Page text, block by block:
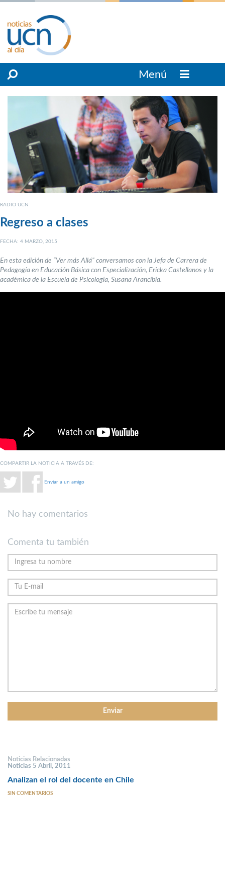
Menú
RADIO UCN
Regreso a clases
FECHA: 4 MARZO, 2015
En esta edición de “Ver más Allá” conversamos con la Jefa de Carrera de
Pedagogía en Educación Básica con Especialización, Ericka Castellanos y la
académica de la Escuela de Psicología, Susana Arancibia.
COMPARTIR LA NOTICIA A TRAVÉS DE:
Enviar a un amigo
No hay comentarios
Comenta tu también
Noticias Relacionadas
Noticias 5 Abril, 2011
Analizan el rol del docente en Chile
SIN COMENTARIOS